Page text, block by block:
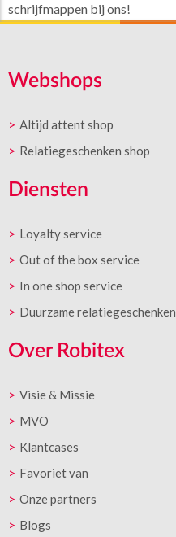
schrijfmappen bij ons!
Webshops
Altijd attent shop
Relatiegeschenken shop
Diensten
Loyalty service
Out of the box service
In one shop service
Duurzame relatiegeschenken
Over Robitex
Visie & Missie
MVO
Klantcases
Favoriet van
Onze partners
Blogs